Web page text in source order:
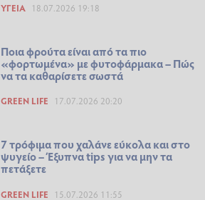
ΥΓΕΊΑ 18.07.2026 19:18
Ποια φρούτα είναι από τα πιο
«φορτωμένα» με φυτοφάρμακα – Πώς
να τα καθαρίσετε σωστά
GREEN LIFE 17.07.2026 20:20
7 τρόφιμα που χαλάνε εύκολα και στο
ψυγείο – Έξυπνα tips για να μην τα
πετάξετε
GREEN LIFE 15.07.2026 11:55